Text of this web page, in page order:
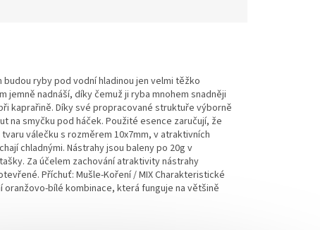
ryby pod vodní hladinou jen velmi těžko
nadnáší, díky čemuž ji ryba mnohem snadněji
kaprařině. Díky své propracované struktuře výborně
na smyčku pod háček. Použité esence zaručují, že
válečku s rozměrem 10x7mm, v atraktivních
chladnými. Nástrahy jsou baleny po 20g v
Za účelem zachování atraktivity nástrahy
Příchuť: Mušle-Koření / MIX Charakteristické
bílé kombinace, která funguje na většině